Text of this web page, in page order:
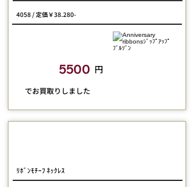
4058 / 定価￥38.280-
5500 円
​でお買取りしました
ﾘﾎﾞﾝﾓﾁｰﾌ ﾈｯｸﾚｽ